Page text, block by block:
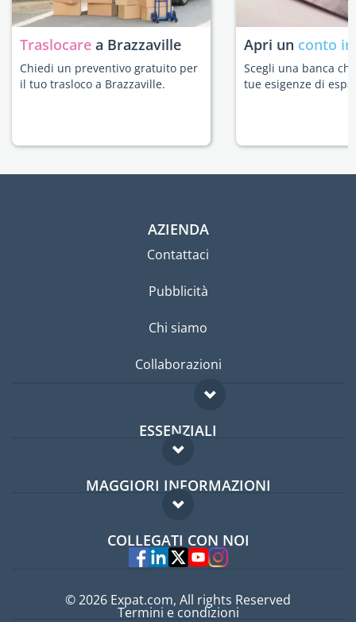
Traslocare a Brazzaville
Chiedi un preventivo gratuito per
il tuo trasloco a Brazzaville.
Apri un conto
Scegli una banca
tue esigenze di
AZIENDA
Contattaci
Pubblicità
Chi siamo
Collaborazioni
ESSENZIALI
Forum per expat
Guida per expat
MAGGIORI INFORMAZIONI
Domande frequenti
Esperti
COLLEGATI CON NOI
© 2026 Expat.com, All rights Reserved
Termini e condizioni